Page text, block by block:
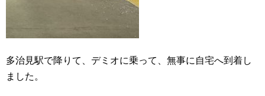
多治見駅で降りて、デミオに乗って、無事に自宅へ到着し
ました。